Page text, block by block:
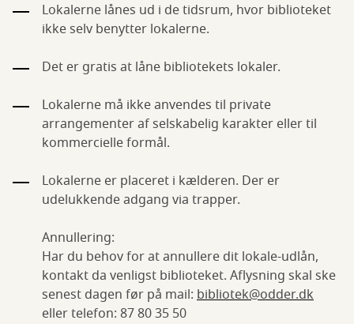
Lokalerne lånes ud i de tidsrum, hvor biblioteket
ikke selv benytter lokalerne.
Det er gratis at låne bibliotekets lokaler.
Lokalerne må ikke anvendes til private
arrangementer af selskabelig karakter eller til
kommercielle formål.
Lokalerne er placeret i kælderen. Der er
udelukkende adgang via trapper.
Annullering:
Har du behov for at annullere dit lokale-udlån,
kontakt da venligst biblioteket. Aflysning skal ske
senest dagen før på mail: bibliotek@odder.dk
eller telefon: 87 80 35 50